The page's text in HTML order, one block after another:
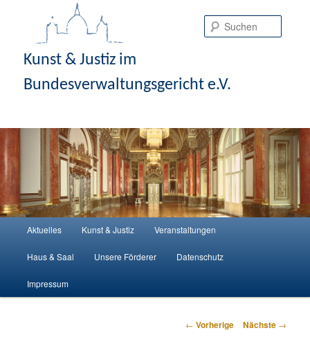
Kunst & Justiz im
Bundesverwaltungsgericht e.V.
Zum Inhalt wechseln
Zum sekundären Inhalt wechseln
Aktuelles Kunst & Justiz Veranstaltungen
Haus & Saal Unsere Förderer Datenschutz
Impressum
Artikelnavigation
← Vorherige Nächste →